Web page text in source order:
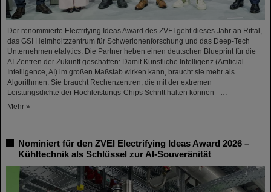
Der renommierte Electrifying Ideas Award des ZVEI geht dieses Jahr an Rittal,
das GSI Helmholtzzentrum für Schwerionenforschung und das Deep-Tech
Unternehmen etalytics. Die Partner heben einen deutschen Blueprint für die
AI-Zentren der Zukunft geschaffen: Damit Künstliche Intelligenz (Artificial
Intelligence, AI) im großen Maßstab wirken kann, braucht sie mehr als
Algorithmen. Sie braucht Rechenzentren, die mit der extremen
Leistungsdichte der Hochleistungs-Chips Schritt halten können –…
Mehr »
Nominiert für den ZVEI Electrifying Ideas Award 2026 –
Kühltechnik als Schlüssel zur AI-Souveränität